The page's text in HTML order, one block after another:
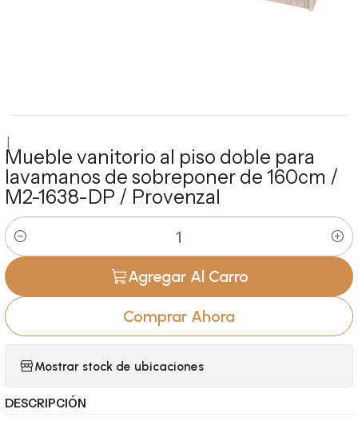
|
Mueble vanitorio al piso doble para
lavamanos de sobreponer de 160cm /
M2-1638-DP / Provenzal
Cantidad
Agregar Al Carro
Comprar Ahora
Mostrar stock de ubicaciones
DESCRIPCIÓN